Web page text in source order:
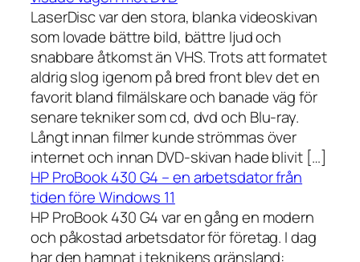
LaserDisc var den stora, blanka videoskivan
som lovade bättre bild, bättre ljud och
snabbare åtkomst än VHS. Trots att formatet
aldrig slog igenom på bred front blev det en
favorit bland filmälskare och banade väg för
senare tekniker som cd, dvd och Blu-ray.
Långt innan filmer kunde strömmas över
internet och innan DVD-skivan hade blivit […]
HP ProBook 430 G4 – en arbetsdator från
tiden före Windows 11
HP ProBook 430 G4 var en gång en modern
och påkostad arbetsdator för företag. I dag
har den hamnat i teknikens gränsland: